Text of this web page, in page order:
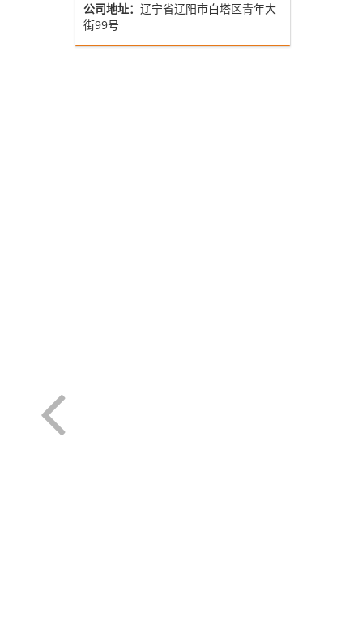
公司地址： 辽宁省辽阳市白塔区青年大
街99号